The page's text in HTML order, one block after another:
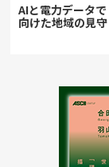
AIと電力データ
向けた地域の見